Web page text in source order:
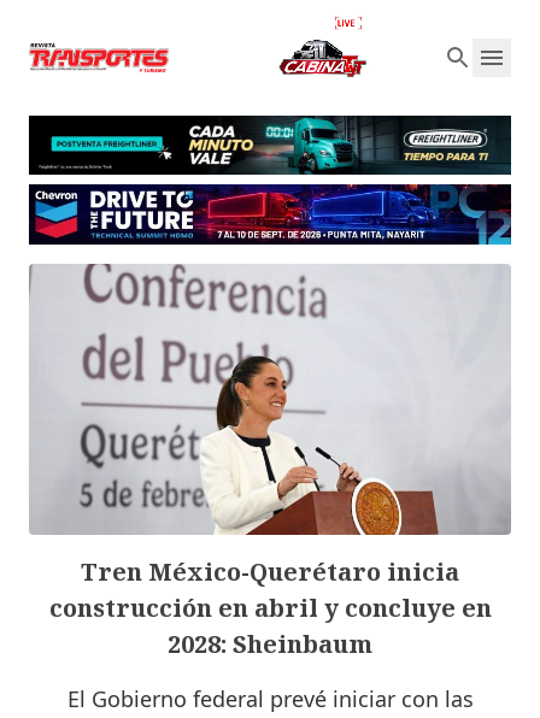
Tren México-Querétaro inicia
construcción en abril y concluye en
2028: Sheinbaum
El Gobierno federal prevé iniciar con las